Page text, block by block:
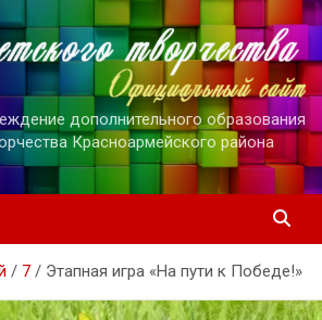
дополнительного образования
Красноармейского района
7 Этапная игра «На пути к Победе!»